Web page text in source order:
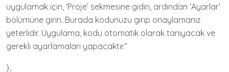
uygulamak için, ‘Proje’ sekmesine gidin, ardından ‘Ayarlar’
bölümüne girin. Burada kodunuzu girip onaylamanız
yeterlidir. Uygulama, kodu otomatik olarak tanıyacak ve
gerekli ayarlamaları yapacaktır.”
},